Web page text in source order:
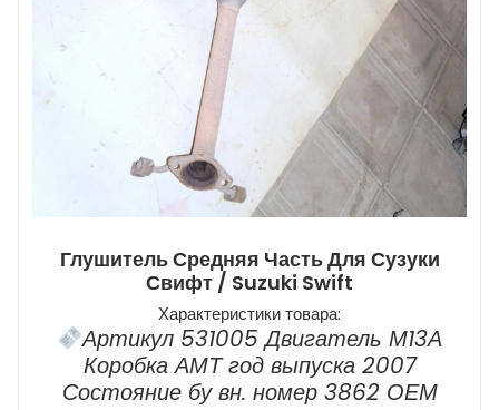
Глушитель Средняя Часть Для Сузуки
Свифт / Suzuki Swift
Характеристики товара:
Артикул 531005 Двигатель М13А
Коробка АМТ год выпуска 2007
Состояние бу вн. номер 3862 ОЕМ